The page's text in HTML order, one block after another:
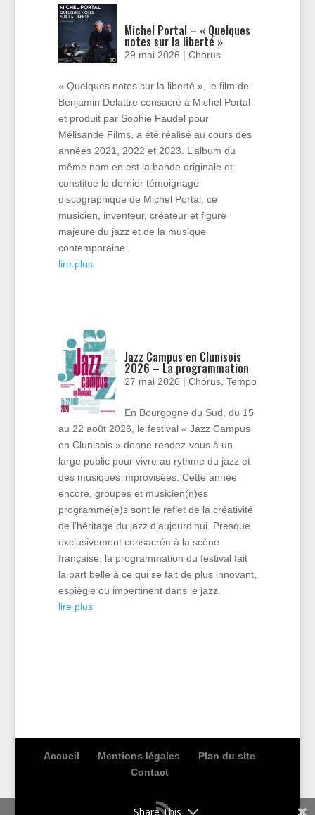
Michel Portal – « Quelques
notes sur la liberté »
29 mai 2026 |Chorus
« Quelques notes sur la liberté », le film de
Benjamin Delattre consacré à Michel Portal
et produit par Sophie Faudel pour
Mélisande Films, a été réalisé au cours des
années 2021, 2022 et 2023. L’album du
même nom en est la bande originale et
constitue le dernier témoignage
discographique de Michel Portal, ce
musicien, inventeur, créateur et figure
majeure du jazz et de la musique
contemporaine.
lire plus
Jazz Campus en Clunisois
2026 – La programmation
27 mai 2026 |Chorus,Tempo
En Bourgogne du Sud, du 15
au 22 août 2026, le festival « Jazz Campus
en Clunisois » donne rendez-vous à un
large public pour vivre au rythme du jazz et
des musiques improvisées. Cette année
encore, groupes et musicien(n)es
programmé(e)s sont le reflet de la créativité
de l’héritage du jazz d’aujourd’hui. Presque
exclusivement consacrée à la scène
française, la programmation du festival fait
la part belle à ce qui se fait de plus innovant,
espiègle ou impertinent dans le jazz.
lire plus
Accueil Mentions légales
Plan du site
Contact
Share This